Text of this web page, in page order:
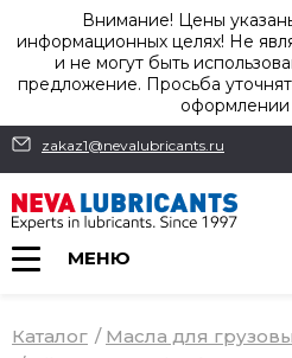
Внимание! Цены
информационных целях! Не
и не могут быть
предложение. Просьба
оформлении
zakaz1@nevalubricants.ru
МЕНЮ
Каталог / Масла для